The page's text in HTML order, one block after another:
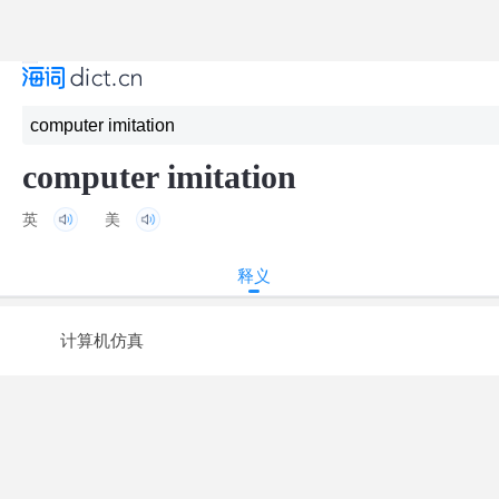
computer imitation
英 美
释义
计算机仿真